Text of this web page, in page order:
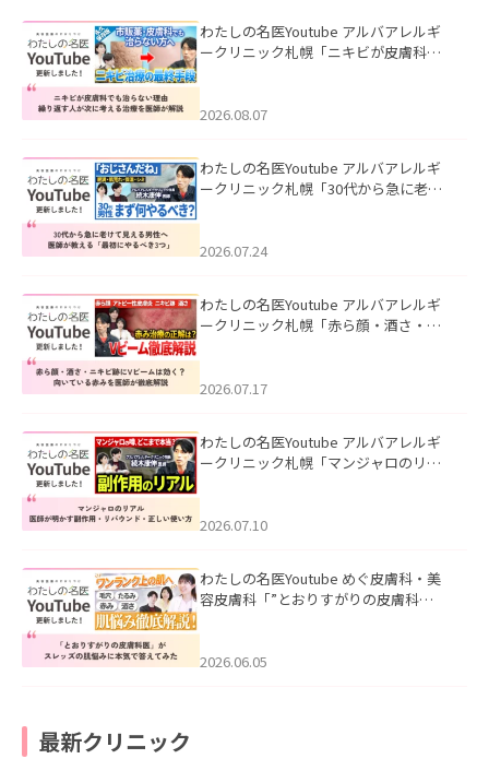
わたしの名医Youtube アルバアレルギ
ークリニック札幌「ニキビが皮膚科で
ました。
2026.08.07
わたしの名医Youtube アルバアレルギ
ークリニック札幌「30代から急に老け
た。
2026.07.24
わたしの名医Youtube アルバアレルギ
ークリニック札幌「赤ら顔・酒さ・ニ
した。
2026.07.17
わたしの名医Youtube アルバアレルギ
ークリニック札幌「マンジャロのリア
た。
2026.07.10
わたしの名医Youtube めぐ皮膚科・美
容皮膚科「”とおりすがりの皮膚科
2026.06.05
最新クリニック